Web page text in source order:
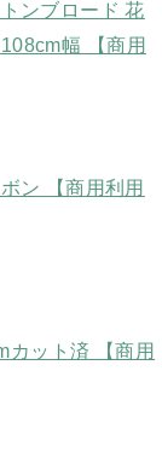
ンブロード 花
幅 【商用
ン 【商用利用
カット済 【商用